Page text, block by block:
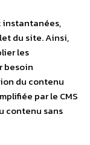
instantanées,
du site. Ainsi,
les
besoin
du contenu
par le CMS
contenu sans